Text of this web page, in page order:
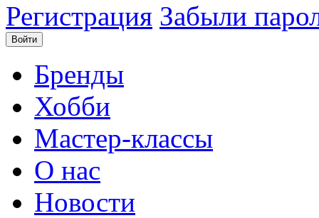
Регистрация Забыли
Бренды
Хобби
Мастер-классы
О нас
Новости